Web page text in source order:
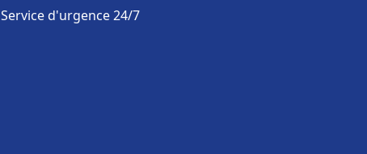
Service d'urgence 24/7